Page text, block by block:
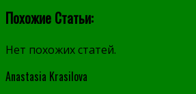
Похожие Статьи:
Нет похожих статей.
Anastasia Krasilova